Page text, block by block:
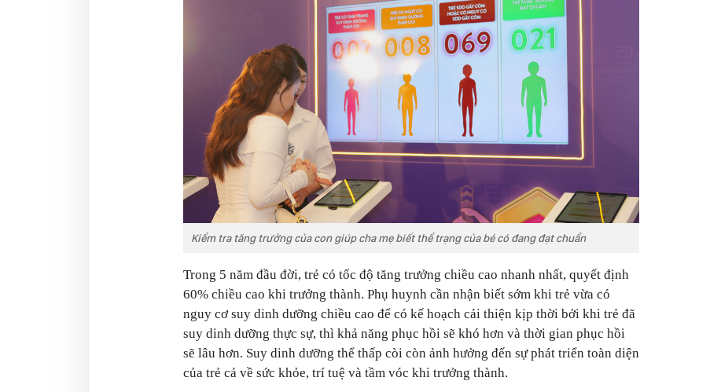
Kiểm tra tăng trưởng của con giúp cha mẹ biết thể trạng của bé có đang đạt chuẩn
Trong 5 năm đầu đời, trẻ có tốc độ tăng trưởng chiều cao nhanh nhất, quyết định
60% chiều cao khi trưởng thành. Phụ huynh cần nhận biết sớm khi trẻ vừa có
nguy cơ suy dinh dưỡng chiều cao để có kế hoạch cải thiện kịp thời bởi khi trẻ đã
suy dinh dưỡng thực sự, thì khả năng phục hồi sẽ khó hơn và thời gian phục hồi
sẽ lâu hơn. Suy dinh dưỡng thể thấp còi còn ảnh hưởng đến sự phát triển toàn diện
của trẻ cả về sức khỏe, trí tuệ và tầm vóc khi trưởng thành.